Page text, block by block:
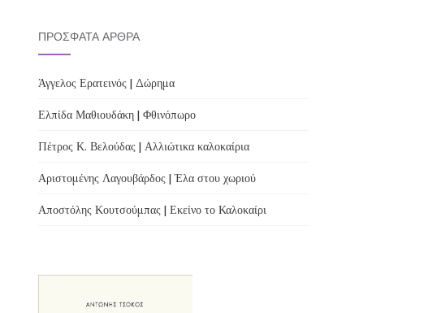
ΠΡΌΣΦΑΤΑ ΆΡΘΡΑ
Άγγελος Ερατεινός | Δώρημα
Ελπίδα Μαθιουδάκη | Φθινόπωρο
Πέτρος Κ. Βελούδας | Αλλιώτικα καλοκαίρια
Αριστομένης Λαγουβάρδος | Έλα στου χωριού
Αποστόλης Κουτσούμπας | Εκείνο το Καλοκαίρι